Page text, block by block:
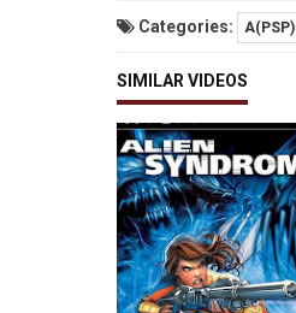
Categories: A(PSP)
SIMILAR VIDEOS